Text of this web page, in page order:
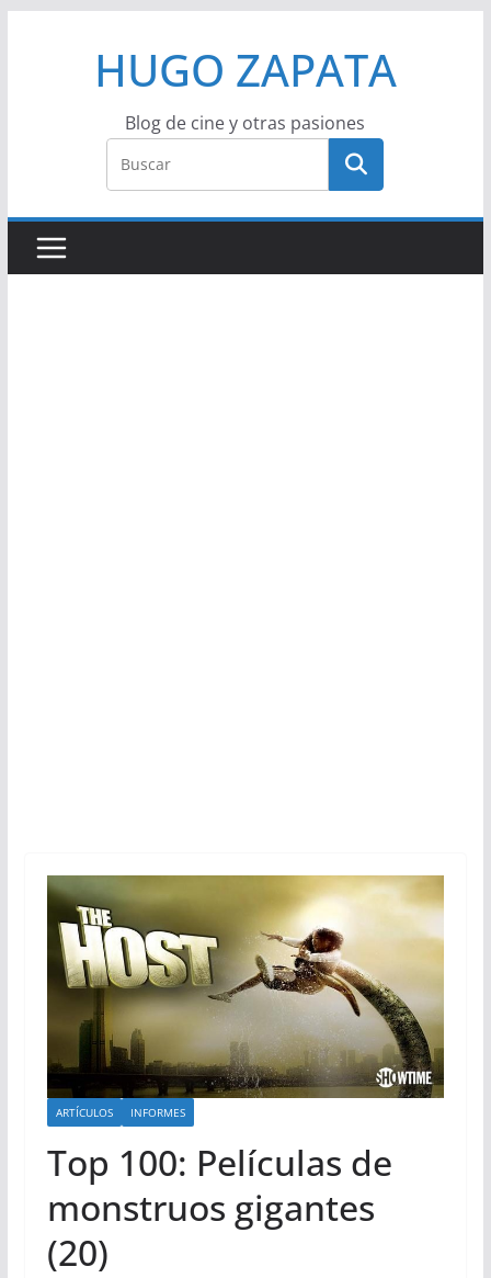
HUGO ZAPATA
Blog de cine y otras pasiones
ARTÍCULOS INFORMES
Top 100: Películas de
monstruos gigantes
(20)